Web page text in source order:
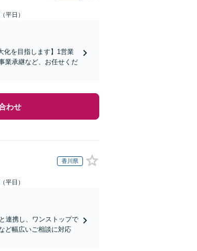
平日）
化を目指します】1営業
業承継など、お任せくだ
わせ
香川県
平日）
連携し、ワンストップで
ど幅広いご相談に対応